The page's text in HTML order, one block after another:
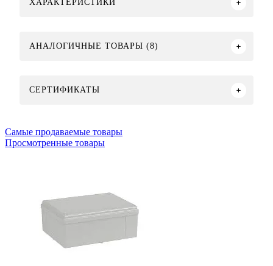
ХАРАКТЕРИСТИКИ
АНАЛОГИЧНЫЕ ТОВАРЫ (8)
СЕРТИФИКАТЫ
Самые продаваемые товары
Просмотренные товары